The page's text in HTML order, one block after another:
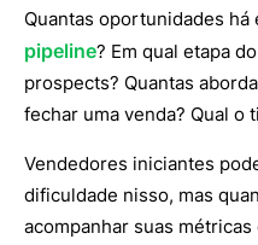
Quantas oportunidades há
pipeline? Em qual etapa
prospects? Quantas
fechar uma venda? Qual o
Vendedores iniciantes
dificuldade nisso, mas
acompanhar suas